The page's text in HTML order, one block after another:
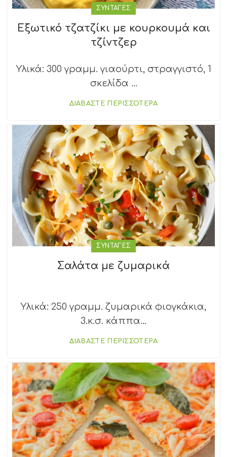
ΣΥΝΤΑΓΕΣ
Εξωτικό τζατζίκι με κουρκουμά και
τζίντζερ
Υλικά: 300 γραμμ. γιαούρτι, στραγγιστό, 1
σκελίδα ...
ΔΙΑΒΑΣΤΕ ΠΕΡΙΣΣΟΤΕΡΑ
ΣΥΝΤΑΓΕΣ
Σαλάτα με ζυμαρικά
Υλικά: 250 γραμμ. ζυμαρικά φιογκάκια,
3.κ.σ. κάππα...
ΔΙΑΒΑΣΤΕ ΠΕΡΙΣΣΟΤΕΡΑ